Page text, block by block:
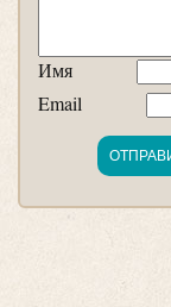
Имя
Email